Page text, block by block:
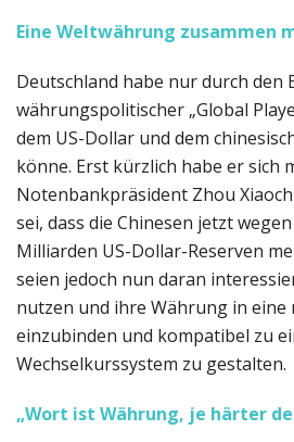
Eine Weltwährung zusammen
Deutschland habe nur durch den
währungspolitischer „Global
dem US-Dollar und dem
könne. Erst kürzlich habe er sich
Notenbankpräsident Zhou
sei, dass die Chinesen jetzt
Milliarden US-Dollar-Reserven
seien jedoch nun daran
nutzen und ihre Währung in
einzubinden und kompatibel zu
Wechselkurssystem zu gestalten.
„Wort ist Währung, je härter